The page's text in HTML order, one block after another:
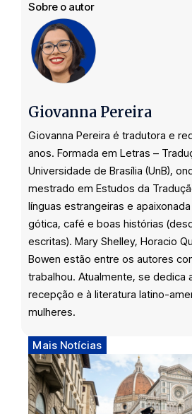
Sobre o autor
Giovanna Pereira
Giovanna Pereira é tradutora e
anos. Formada em Letras –
Universidade de Brasília (UnB),
mestrado em Estudos da
línguas estrangeiras e
gótica, café e boas histórias
escritas). Mary Shelley, Horacio
Bowen estão entre os autores
trabalhou. Atualmente, se dedica
recepção e à literatura latino-
mulheres.
Mais Notícias